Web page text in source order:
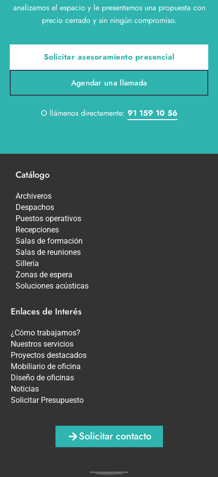
analizamos el espacio y le presentamos una propuesta con
precio cerrado y sin ningún compromiso.
Solicitar asesoramiento presencial
Agendar una llamada
O llámenos directamente: 91 159 10 56
Catálogo
Archiveros
Despachos
Puestos operativos
Recepciones
Salas de formación
Salas de reuniones
Sillería
Zonas de espera
Soluciones acústicas
Enlaces de Interés
¿Cómo trabajamos?
Nuestros servicios
Proyectos destacados
Mobiliario de oficina
Diseño de oficinas
Noticias
Solicitar Presupuesto
Solicitar contacto